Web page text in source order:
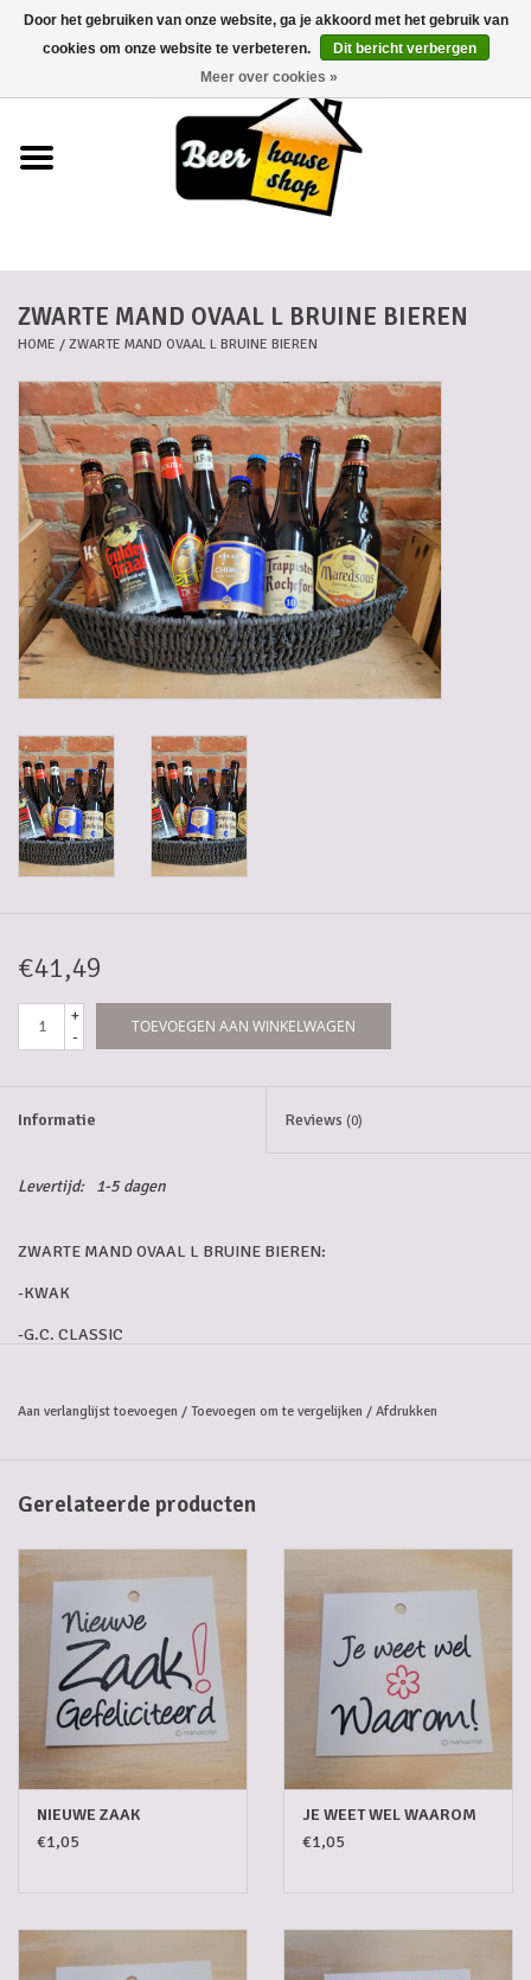
0 Artikelen - €0,00
Biermanden
Blikken
Cadeaubonnen
Dankkaartjes
Gadgets
Geschenken
Lege kratten
Manden/Kratten
Streekproducten
Sweets
5-6l vaten
Promoties
Streekproducten/Diverse
ZWARTE MAND OVAAL L BRUINE BIEREN
HOME / ZWARTE MAND OVAAL L BRUINE BIEREN
€41,49
+
-
TOEVOEGEN AAN WINKELWAGEN
Informatie Reviews (0)
Levertijd: 1-5 dagen
ZWARTE MAND OVAAL L BRUINE BIEREN:
-KWAK
-G.C. CLASSIC
-ST. BERNARDUS ABT 12°
-TONGERLO
-ROCHEFORT 10
-CHIMAY BLAUW
-ST.PAUL
-GULDEN DRAAK QUADRUPLE
Aan verlanglijst toevoegen / Toevoegen om te vergelijken / Afdrukken
Gerelateerde producten
NIEUWE ZAAK
€1,05
JE WEET WEL WAAROM
€1,05
Door het gebruiken van onze website, ga je akkoord met het gebruik van
cookies om onze website te verbeteren.
Dit bericht verbergen
Meer over cookies »